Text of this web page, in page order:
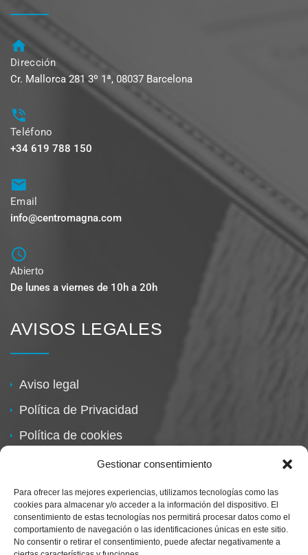
Gestionar consentimiento
Para ofrecer las mejores experiencias, utilizamos tecnologías como las
cookies para almacenar y/o acceder a la información del dispositivo. El
consentimiento de estas tecnologías nos permitirá procesar datos como el
comportamiento de navegación o las identificaciones únicas en este sitio.
No consentir o retirar el consentimiento, puede afectar negativamente a
Dirección
Cr. Mallorca 281 3º 1ª, 08037 Barcelona
Teléfono
+34 619 788 150
Email
info@centromagna.com
Abierto
De lunes a viernes de 10h a 20h
AVISOS LEGALES
Aviso legal
Política de Privacidad
Política de cookies
Política de devoluciones